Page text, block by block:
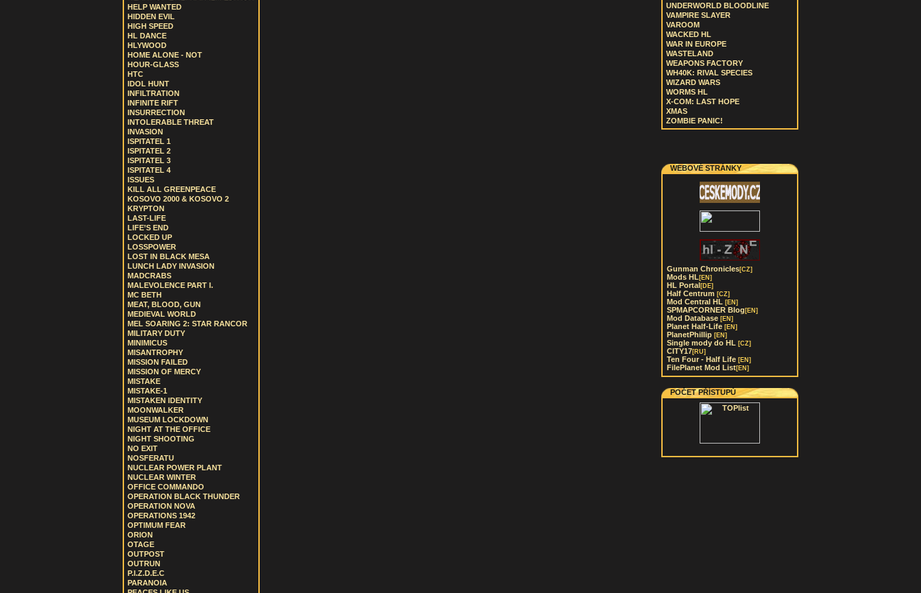
HELP WANTED
HIDDEN EVIL
HIGH SPEED
HL DANCE
HLYWOOD
HOME ALONE - NOT
HOUR-GLASS
HTC
IDOL HUNT
INFILTRATION
INFINITE RIFT
INSURRECTION
INTOLERABLE THREAT
INVASION
ISPITATEL 1
ISPITATEL 2
ISPITATEL 3
ISPITATEL 4
ISSUES
KILL ALL GREENPEACE
KOSOVO 2000 & KOSOVO 2
KRYPTON
LAST-LIFE
LIFE’S END
LOCKED UP
LOSSPOWER
LOST IN BLACK MESA
LUNCH LADY INVASION
MADCRABS
MALEVOLENCE PART I.
MC BETH
MEAT, BLOOD, GUN
MEDIEVAL WORLD
MEL SOARING 2: STAR RANCOR
MILITARY DUTY
MINIMICUS
MISANTROPHY
MISSION FAILED
MISSION OF MERCY
MISTAKE
MISTAKE-1
MISTAKEN IDENTITY
MOONWALKER
MUSEUM LOCKDOWN
NIGHT AT THE OFFICE
NIGHT SHOOTING
NO EXIT
NOSFERATU
NUCLEAR POWER PLANT
NUCLEAR WINTER
OFFICE COMMANDO
OPERATION BLACK THUNDER
OPERATION NOVA
OPERATIONS 1942
OPTIMUM FEAR
ORION
OTAGE
OUTPOST
OUTRUN
P.I.Z.D.E.C
PARANOIA
UNDERWORLD BLOODLINE
VAMPIRE SLAYER
VAROOM
WACKED HL
WAR IN EUROPE
WASTELAND
WEAPONS FACTORY
WH40K: RIVAL SPECIES
WIZARD WARS
WORMS HL
X-COM: LAST HOPE
XMAS
ZOMBIE PANIC!
WEBOVÉ STRÁNKY
Gunman Chronicles[CZ]
Mods HL [EN]
HL Portal[DE]
Half Centrum [CZ]
Mod Central HL [EN]
SPMAPCORNER Blog [EN]
Mod Database [EN]
Planet Half-Life [EN]
PlanetPhillip [EN]
Single mody do HL [CZ]
CITY17[RU]
Ten Four - Half Life [EN]
FilePlanet Mod List[EN]
POČET PŘÍSTUPŮ